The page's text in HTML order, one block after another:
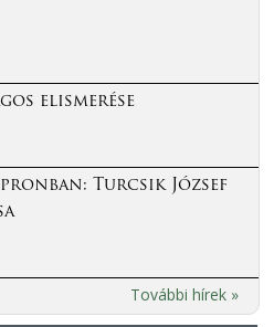
elismerése
Turcsik József
További hírek »